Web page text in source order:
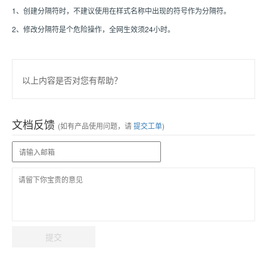
1、创建分隔符时，不建议使用在样式名称中出现的符号作为分隔符。
2、修改分隔符是个危险操作，全网生效须24小时。
以上内容是否对您有帮助？
文档反馈 (如有产品使用问题，请提交工单)
提交